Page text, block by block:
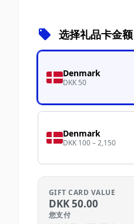
选择礼品卡金额
Denmark
DKK 50
Denmark
DKK 100 – 2,150
GIFT CARD VALUE
DKK50.00
您支付